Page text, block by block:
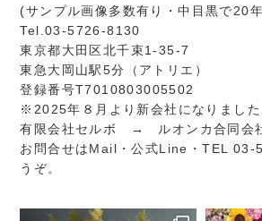
(サンプル画像多数有り・中目黒で20
Tel.03-5726-8130
東京都大田区北千束1-35-7
東急大岡山駅5分（アトリエ）
登録番号T7010803005502
※2025年８月より新会社になりました
有限会社セルボ → ルオンカ合同会
お問合せはMail ・公式Line ・TEL
うぞ。